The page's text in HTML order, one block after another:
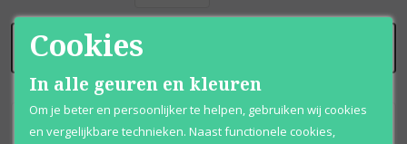
SCHRIJF BEOORDELING
Al tientallen jaren mijn favoriete luchtje. Mijn zoon
Cookies
In alle geuren en kleuren
Om je beter en persoonlijker te helpen, gebruiken wij cookies
en vergelijkbare technieken. Naast functionele cookies,